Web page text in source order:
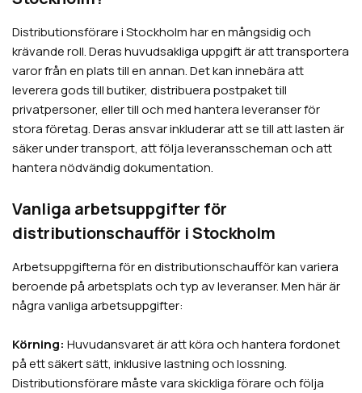
Distributionsförare i Stockholm har en mångsidig och
krävande roll. Deras huvudsakliga uppgift är att transportera
varor från en plats till en annan. Det kan innebära att
leverera gods till butiker, distribuera postpaket till
privatpersoner, eller till och med hantera leveranser för
stora företag. Deras ansvar inkluderar att se till att lasten är
säker under transport, att följa leveransscheman och att
hantera nödvändig dokumentation.
Vanliga arbetsuppgifter för
distributionschaufför i Stockholm
Arbetsuppgifterna för en distributionschaufför kan variera
beroende på arbetsplats och typ av leveranser. Men här är
några vanliga arbetsuppgifter:
Körning: Huvudansvaret är att köra och hantera fordonet
på ett säkert sätt, inklusive lastning och lossning.
Distributionsförare måste vara skickliga förare och följa